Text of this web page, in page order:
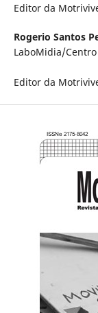
Editor da
Rogerio Santos
LaboMidia/
Editor da